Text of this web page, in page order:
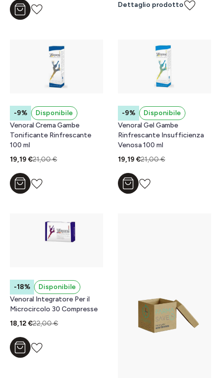
Aggiungi al carrello
Dettaglio prodotto
-9%
Disponibile
Venoral Crema Gambe
Tonificante Rinfrescante
100 ml
19,19 €21,00 €
Aggiungi al carrello
-9%
Disponibile
Venoral Gel Gambe
Rinfrescante Insufficienza
Venosa 100 ml
19,19 €21,00 €
Aggiungi al carrello
-18%
Disponibile
Venoral Integratore Per il
Microcircolo 30 Compresse
18,12 €22,00 €
Aggiungi al carrello